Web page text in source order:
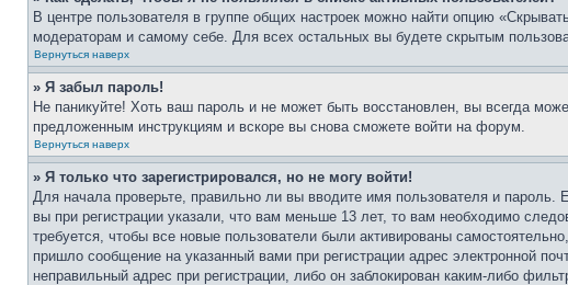
В центре пользователя в группе общих настроек можно найти опцию
модераторам и самому себе. Для всех остальных вы будете скрытым
Вернуться наверх
» Я забыл пароль!
Не паникуйте! Хоть ваш пароль и не может быть восстановлен, вы всегда
предложенным инструкциям и вскоре вы снова сможете войти на форум.
Вернуться наверх
» Я только что зарегистрировался, но не могу войти!
Для начала проверьте, правильно ли вы вводите имя пользователя и
вы при регистрации указали, что вам меньше 13 лет, то вам необходимо
требуется, чтобы все новые пользователи были активированы
пришло сообщение на указанный вами при регистрации адрес электронной
неправильный адрес при регистрации, либо он заблокирован каким-либо